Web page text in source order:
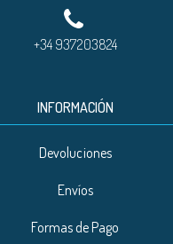
+34 937203824
INFORMACIÓN
Devoluciones
Envíos
Formas de Pago